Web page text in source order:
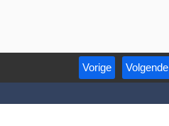
Vorige Volgende